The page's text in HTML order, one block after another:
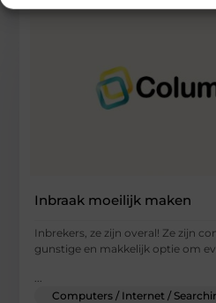
Inbraak moeilijk maken
Inbrekers, ze zijn overal! Ze zijn
gunstige en makkelijk optie om
Computers / Internet /